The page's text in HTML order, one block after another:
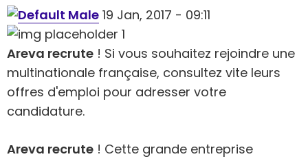
19 Jan, 2017 - 09:11
Areva recrute ! Si vous souhaitez rejoindre une
multinationale française, consultez vite leurs
offres d'emploi pour adresser votre
candidature.
Areva recrute ! Cette grande entreprise